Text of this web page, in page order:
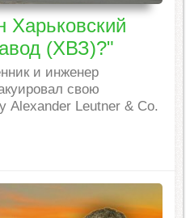
Харьковский
(ХВЗ)?"
и инженер
свою
Alexander Leutner & Co.